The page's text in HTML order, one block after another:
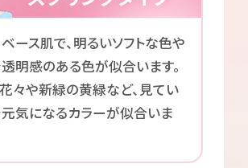
ース肌で、明るいソフトな色や
明感のある色が似合います。
々や新緑の黄緑など、見てい
気になるカラーが似合いま